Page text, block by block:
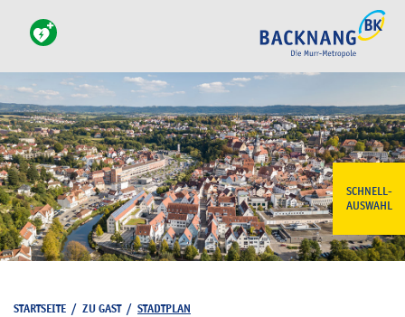
SCHNELL-
AUSWAHL
STARTSEITE / ZU GAST/ STADTPLAN